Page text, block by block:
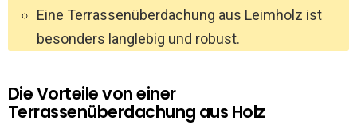
Eine Terrassenüberdachung aus Leimholz ist
besonders langlebig und robust.
Die Vorteile von einer
Terrassenüberdachung aus Holz